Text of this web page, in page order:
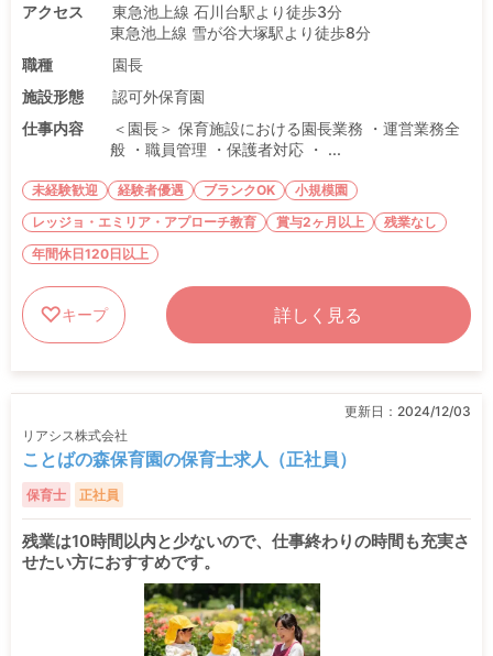
アクセス
東急池上線 石川台駅より徒歩3分
東急池上線 雪が谷大塚駅より徒歩8分
職種
園長
施設形態
認可外保育園
仕事内容
＜園長＞ 保育施設における園長業務 ・運営業務全
般 ・職員管理 ・保護者対応 ・ ...
未経験歓迎 経験者優遇 ブランクOK
小規模園
レッジョ・エミリア・アプローチ教育
賞与2ヶ月以上
残業なし
年間休日120日以上
キープ 詳しく見る
更新日： 2024/12/03
リアシス株式会社
ことばの森保育園の保育士求人（正社員）
保育士 正社員
残業は10時間以内と少ないので、仕事終わりの時間も充実さ
せたい方におすすめです。